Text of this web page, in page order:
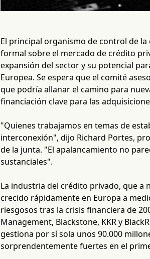
El principal organismo de control de
formal sobre el mercado de crédito
expansión del sector y su potencial
Europea. Se espera que el comité
que podría allanar el camino para
financiación clave para las
"Quienes trabajamos en temas de
interconexión", dijo Richard Portes,
de la junta. "El apalancamiento no
sustanciales".
La industria del crédito privado, que a
crecido rápidamente en Europa a
riesgosos tras la crisis financiera de
Management, Blackstone, KKR y
gestiona por sí sola unos 90.000
sorprendentemente fuertes en el